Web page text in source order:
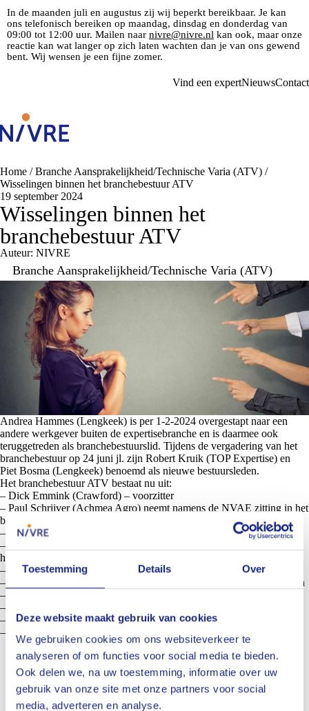
Toestemming Details Over
Deze website maakt gebruik van cookies
We gebruiken cookies om ons websiteverkeer te
analyseren of om functies voor social media te bieden.
Ook delen we, na uw toestemming, informatie over uw
gebruik van onze site met onze partners voor social
media, adverteren en analyse.
In de maanden juli en augustus zij wij beperkt bereikbaar. Je kan
ons telefonisch bereiken op maandag, dinsdag en donderdag van
09:00 tot 12:00 uur. Mailen naar nivre@nivre.nl kan ook, maar onze
reactie kan wat langer op zich laten wachten dan je van ons gewend
bent. Wij wensen je een fijne zomer.
Vind een expertNieuwsContact
Home /Branche Aansprakelijkheid/Technische Varia (ATV) /
Wisselingen binnen het branchebestuur ATV
19 september 2024
Wisselingen binnen het
branchebestuur ATV
Auteur: NIVRE
Branche Aansprakelijkheid/Technische Varia (ATV)
Andrea Hammes (Lengkeek) is per 1-2-2024 overgestapt naar een
andere werkgever buiten de expertisebranche en is daarmee ook
teruggetreden als branchebestuurslid. Tijdens de vergadering van het
branchebestuur op 24 juni jl. zijn Robert Kruik (TOP Expertise) en
Piet Bosma (Lengkeek) benoemd als nieuwe bestuursleden.
Het branchebestuur ATV bestaat nu uit:
– Dick Emmink (Crawford) – voorzitter
– Paul Schrijver (Achmea Agro) neemt namens de NVAE zitting in het
branchebestuur en vervangt daarmee Herman de Bakker.
– Piet Bosma (Lengkeek) – Algemeen
– Johan Brouwers (QuattroExpertise) – MBI; aftredend en niet
herkiesbaar; vervanging staat op de rol
– Leendert van Geest (McLarens) – Opleidingen
– Joep Delissen (CED/EMN) – Werkgroep Technische Verzekeringen
– Bart van den Elshout (ONE Expertise) – PE
– Roel Govaert (Nationale-Nederlanden) – Communicatie
– Robert Kruik (Top Expertise) – Duurzaamheid
– Marko van Leeuwen (Verbond van Verzekeraars) – Adviseur